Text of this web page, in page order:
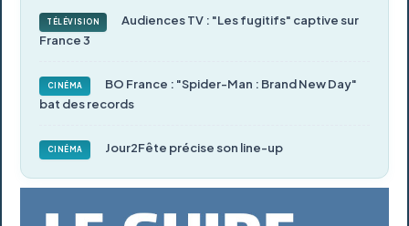
TÉLÉVISION
Audiences TV : "Les fugitifs" captive sur
France 3
CINÉMA
BO France : "Spider-Man : Brand New Day"
bat des records
CINÉMA Jour2Fête précise son line-up